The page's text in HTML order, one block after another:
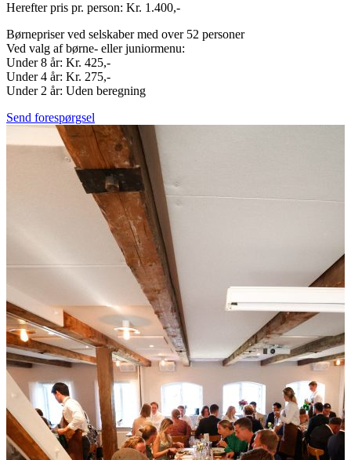
Herefter pris pr. person: Kr. 1.400,-
Børnepriser ved selskaber med over 52 personer
Ved valg af børne- eller juniormenu:
Under 8 år: Kr. 425,-
Under 4 år: Kr. 275,-
Under 2 år: Uden beregning
Send forespørgsel